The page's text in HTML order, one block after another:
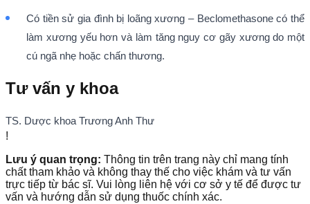
Có tiền sử gia đình bị loãng xương – Beclomethasone có thể
làm xương yếu hơn và làm tăng nguy cơ gãy xương do một
cú ngã nhẹ hoặc chấn thương.
Tư vấn y khoa
TS. Dược khoa Trương Anh Thư
!
Lưu ý quan trọng: Thông tin trên trang này chỉ mang tính
chất tham khảo và không thay thế cho việc khám và tư vấn
trực tiếp từ bác sĩ. Vui lòng liên hệ với cơ sở y tế để được tư
vấn và hướng dẫn sử dụng thuốc chính xác.